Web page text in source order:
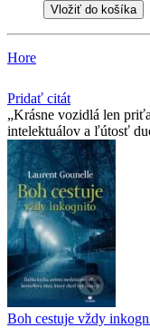
Vložiť do košíka
Hore
Pridať citát
Krásne vozidlá len
intelektuálov a ľútosť
Boh cestuje vždy